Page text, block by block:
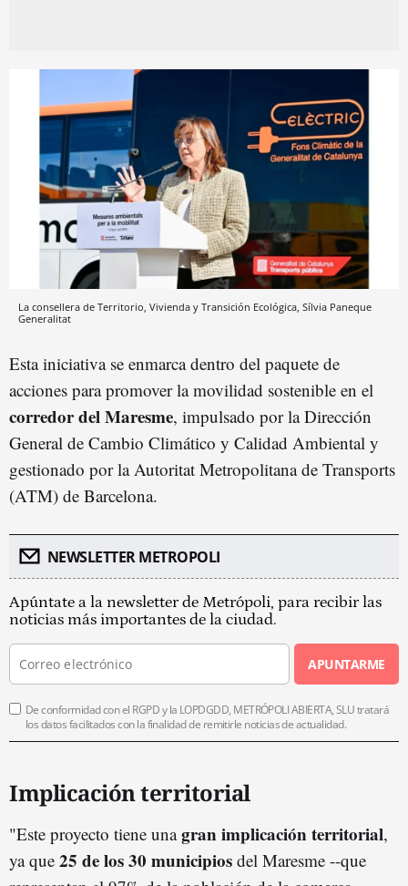
La consellera de Territorio, Vivienda y Transición Ecológica, Sílvia Paneque
Generalitat
Esta iniciativa se enmarca dentro del paquete de
acciones para promover la movilidad sostenible en el
corredor del Maresme, impulsado por la Dirección
General de Cambio Climático y Calidad Ambiental y
gestionado por la Autoritat Metropolitana de Transports
(ATM) de Barcelona.
NEWSLETTER METROPOLI
Apúntate a la newsletter de Metrópoli, para recibir las
noticias más importantes de la ciudad.
APUNTARME
De conformidad con el RGPD y la LOPDGDD, METRÓPOLI ABIERTA, SLU tratará
los datos facilitados con la finalidad de remitirle noticias de actualidad.
Implicación territorial
"Este proyecto tiene unagran implicación territorial,
ya que 25 de los 30 municipios del Maresme --que